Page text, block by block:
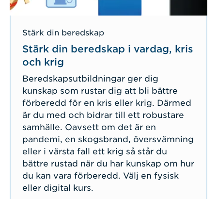
Stärk din beredskap
Stärk din beredskap i vardag, kris
och krig
Beredskapsutbildningar ger dig
kunskap som rustar dig att bli bättre
förberedd för en kris eller krig. Därmed
är du med och bidrar till ett robustare
samhälle. Oavsett om det är en
pandemi, en skogsbrand, översvämning
eller i värsta fall ett krig så står du
bättre rustad när du har kunskap om hur
du kan vara förberedd. Välj en fysisk
eller digital kurs.